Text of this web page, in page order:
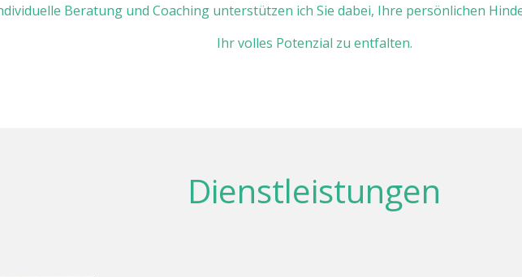
Beratung und Coaching unterstützen ich Sie dabei, Ihre persönlichen
Ihr volles Potenzial zu entfalten.
Dienstleistungen